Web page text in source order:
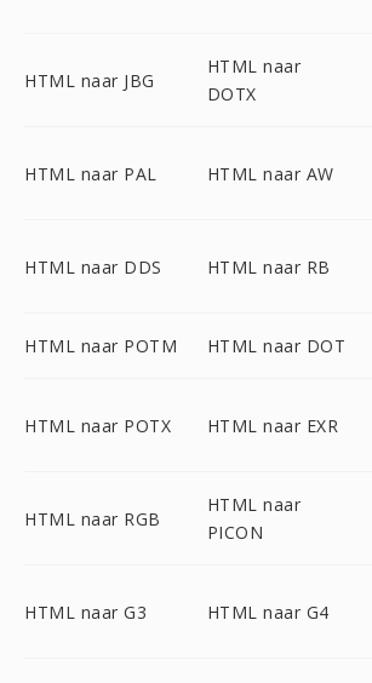
HTML naar JBG
HTML naar
DOTX
HTML naar PAL HTML naar AW
HTML naar DDS HTML naar RB
HTML naar POTM HTML naar DOT
HTML naar POTX HTML naar EXR
HTML naar RGB
HTML naar
PICON
HTML naar G3 HTML naar G4